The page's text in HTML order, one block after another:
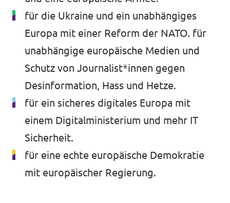
für die Ukraine und ein unabhängiges
Europa mit einer Reform der NATO. für
unabhängige europäische Medien und
Schutz von Journalist*innen gegen
Desinformation, Hass und Hetze.
für ein sicheres digitales Europa mit
einem Digitalministerium und mehr IT
Sicherheit.
für eine echte europäische Demokratie
mit europäischer Regierung.